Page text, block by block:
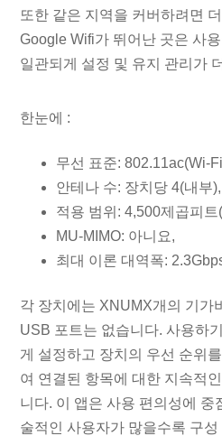
또한 같은 지역을 커버하려면
Google Wifi가 뛰어난 곳은 사
일관되게 설정 및 유지 관리가
한눈에 :
무선 표준: 802.11ac(Wi-
안테나 수: 장치당 4(내부),
적용 범위: 4,500제곱피
MU-MIMO: 아니요,
최대 이론 대역폭:
각 장치에는 XNUMX개의 기가
USB 포트는 없습니다. 사용하
게 설정하고 장치의 우선 순위
여 연결된 항목에 대한 지속적
니다. 이 앱은 사용 편의성에 중
술적인 사용자가 많을수록 구